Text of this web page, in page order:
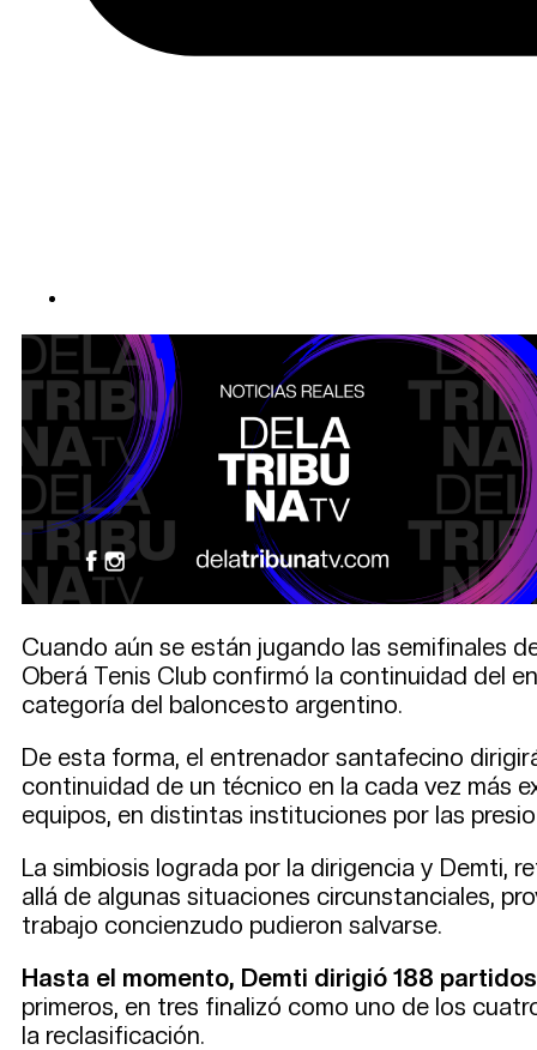
Cuando aún se están jugando las semifinales
Oberá Tenis Club confirmó la continuidad del
categoría del baloncesto argentino.
De esta forma, el entrenador santafecino
continuidad de un técnico en la cada vez más
equipos, en distintas instituciones por las
La simbiosis lograda por la dirigencia y Demti,
allá de algunas situaciones circunstanciales,
trabajo concienzudo pudieron salvarse.
Hasta el momento, Demti dirigió 188
primeros, en tres finalizó como uno de los
la reclasificación.